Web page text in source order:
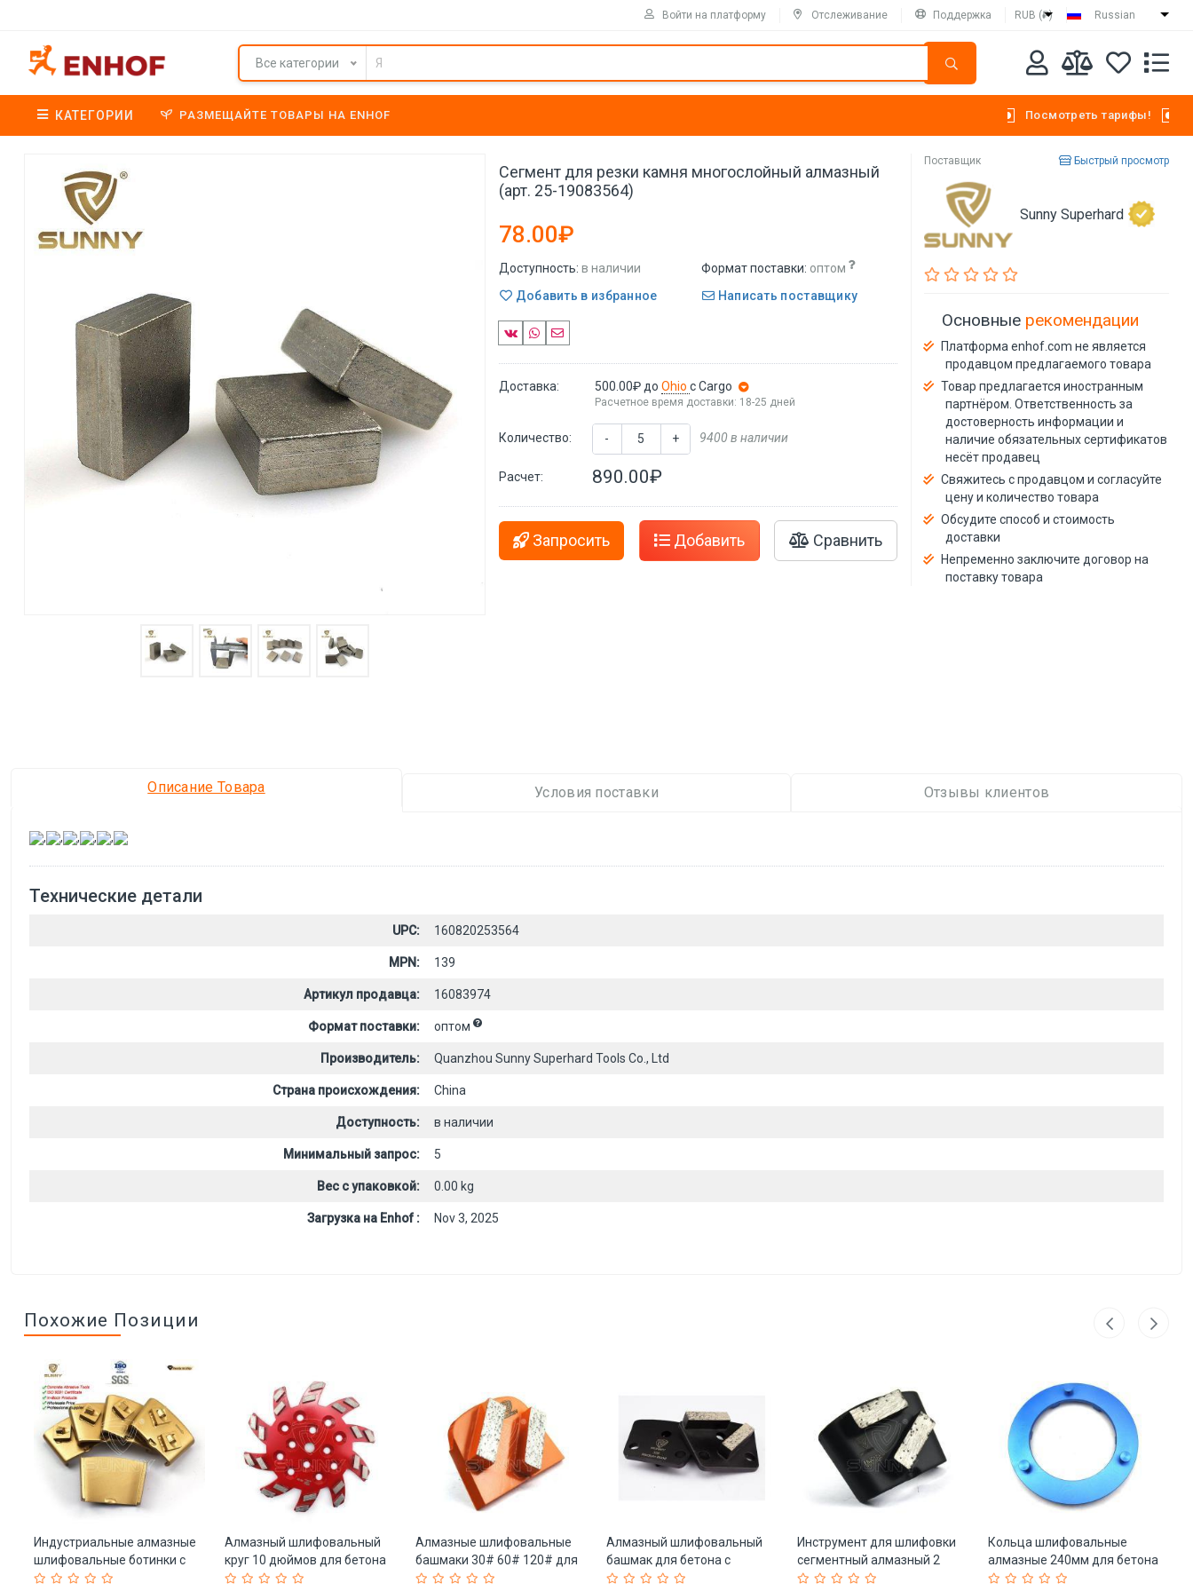
Войти на платформу Отслеживание Поддержка RUB (₽) Russian
Все категории
КАТЕГОРИИ РАЗМЕЩАЙТЕ ТОВАРЫ НА ENHOF Посмотреть тарифы!
Сегмент для резки камня многослойный алмазный
(арт. 25-19083564)
78.00₽
Доступность: в наличии Формат поставки: оптом
Добавить в избранное
Написать поставщику
Доставка: 500.00₽ доOhioс Cargo
Расчетное время доставки: 18-25 дней
Количество: - + 9400 в наличии
Расчет: 890.00₽
Запросить Добавить Сравнить
Поставщик Быстрый просмотр
Sunny Superhard
Основные рекомендации
Платформа enhof.com не является
продавцом предлагаемого товара
Товар предлагается иностранным
партнёром. Ответственность за
достоверность информации и
наличие обязательных сертификатов
несёт продавец
Свяжитесь с продавцом и согласуйте
цену и количество товара
Обсудите способ и стоимость
доставки
Непременно заключите договор на
поставку товара
Описание Товара Условия поставки Отзывы клиентов
, , , , ,
Технические детали
UPC: 160820253564
MPN: 139
Артикул продавца: 16083974
Формат поставки: оптом
Производитель: Quanzhou Sunny Superhard Tools Co., Ltd
Страна происхождения: China
Доступность: в наличии
Минимальный запрос: 5
Вес с упаковкой: 0.00 kg
Загрузка на Enhof : Nov 3, 2025
Похожие Позиции
Индустриальные алмазные
шлифовальные ботинки с
PCD сегментами (арт. 25-
Алмазный шлифовальный
круг 10 дюймов для бетона
(арт. 25-19083447)
Алмазные шлифовальные
башмаки 30# 60# 120# для
шлифмашин (арт. 25-
Алмазный шлифовальный
башмак для бетона с
абразивной подушкой (арт.
Инструмент для шлифовки
сегментный алмазный 2
квадрата (арт. 25-19083433)
Кольца шлифовальные
алмазные 240мм для бетона
(арт. 25-19083700)